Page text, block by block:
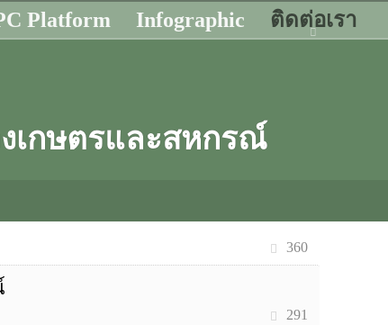
Platform Infographic ติดต่อเรา
เกษตรและสหกรณ์
360
291